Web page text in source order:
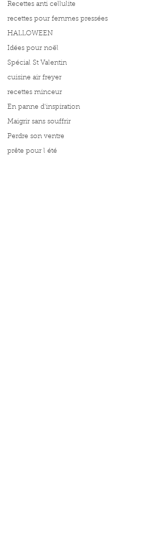
Recettes anti cellulite
recettes pour femmes pressées
HALLOWEEN
Idées pour noël
Spécial St Valentin
cuisine air freyer
recettes minceur
En panne d'inspiration
Maigrir sans souffrir
Perdre son ventre
prête pour l été